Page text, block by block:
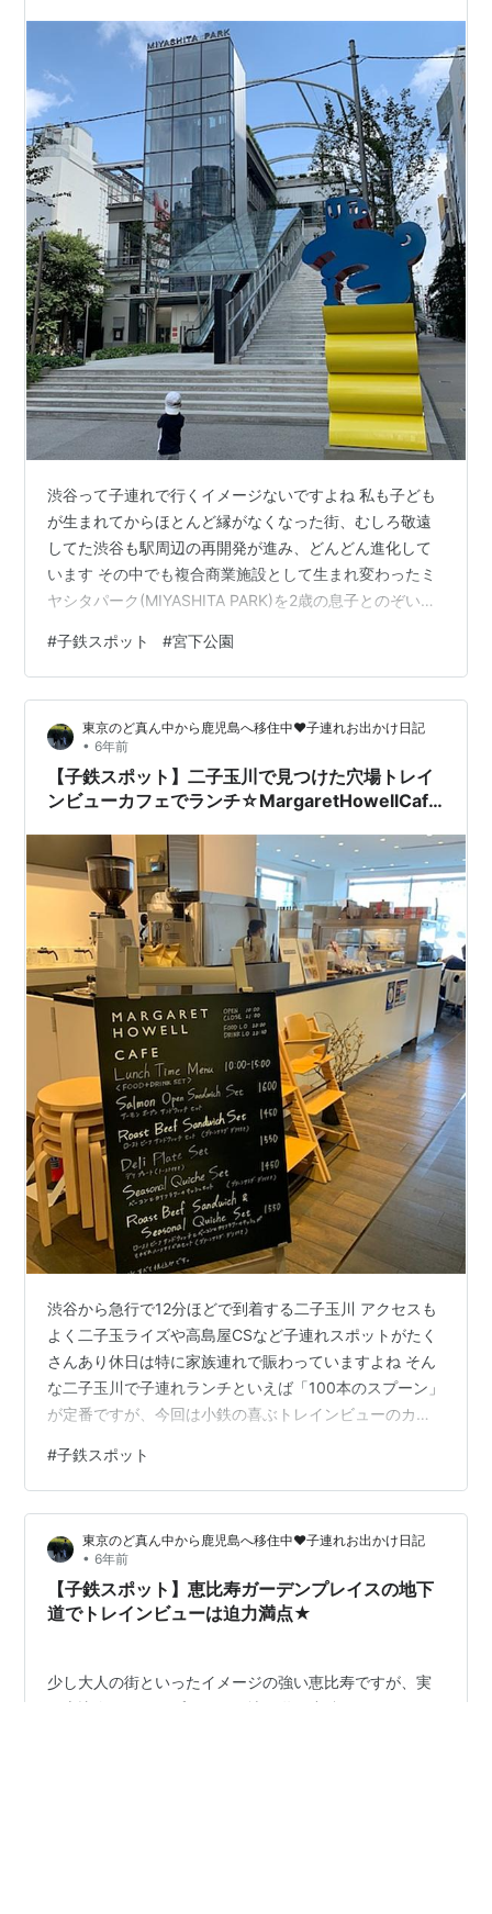
渋谷って子連れで行くイメージないですよね 私も子ども
が生まれてからほとんど縁がなくなった街、むしろ敬遠
してた渋谷も駅周辺の再開発が進み、どんどん進化して
います その中でも複合商業施設として生まれ変わったミ
ヤシタパーク(MIYASHITA PARK)を2歳の息子とのぞいて
事があるので知っているのですが、渋谷は割と朝早い時
間は人がそこまで多くなく、昼ぐらいから増え混雑して
くるんですよね なので朝早く出てレストランオープンの
11時とともにランチをとって帰宅して昼寝という計画で
スタート★ ミヤシタパーク(MIYASHITA PARK)とは？ ラ
ンチ…
#子鉄スポット #宮下公園
東京のど真ん中から鹿児島へ移住中❤︎子連れお出かけ日記
• 6年前
【子鉄スポット】二子玉川で見つけた穴場トレイ
ンビューカフェでランチ☆MargaretHowellCafe
渋谷から急行で12分ほどで到着する二子玉川 アクセスも
よく二子玉ライズや高島屋CSなど子連れスポットがたく
さんあり休日は特に家族連れで賑わっていますよね そん
な二子玉川で子連れランチといえば「100本のスプーン」
が定番ですが、今回は小鉄の喜ぶトレインビューのカフ
ご紹介します 二子玉川ライズショッピングセンターのタ
ウンフロント2階にあるマーガレットハウエルカフェ イ
ギリスを代表するファッションブランドのMargaret
Howell(マーガレットハウエル)は機能性も重視されている
シンプルでモダンなデザインで男女問わず親しまれてい
るので百貨店などで…
#子鉄スポット
東京のど真ん中から鹿児島へ移住中❤︎子連れお出かけ日記
• 6年前
【子鉄スポット】恵比寿ガーデンプレイスの地下
道でトレインビューは迫力満点★